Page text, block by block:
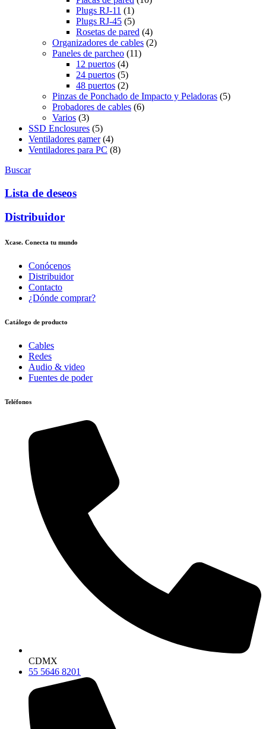
Plugs RJ-11 (1)
Plugs RJ-45 (5)
Rosetas de pared (4)
Organizadores de cables (2)
Paneles de parcheo (11)
12 puertos (4)
24 puertos (5)
48 puertos (2)
Pinzas de Ponchado de Impacto y Peladoras (5)
Probadores de cables (6)
Varios (3)
SSD Enclosures (5)
Ventiladores gamer (4)
Ventiladores para PC (8)
Buscar
Lista de deseos
Distribuidor
Xcase. Conecta tu mundo
Conócenos
Distribuidor
Contacto
¿Dónde comprar?
Catálogo de producto
Cables
Redes
Audio & video
Fuentes de poder
Teléfonos
CDMX
55 5646 8201